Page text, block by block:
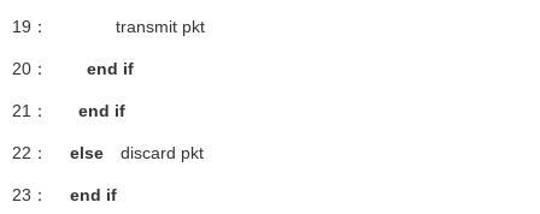
19： transmit pkt
20： end if
21： end if
22： else discard pkt
23： end if